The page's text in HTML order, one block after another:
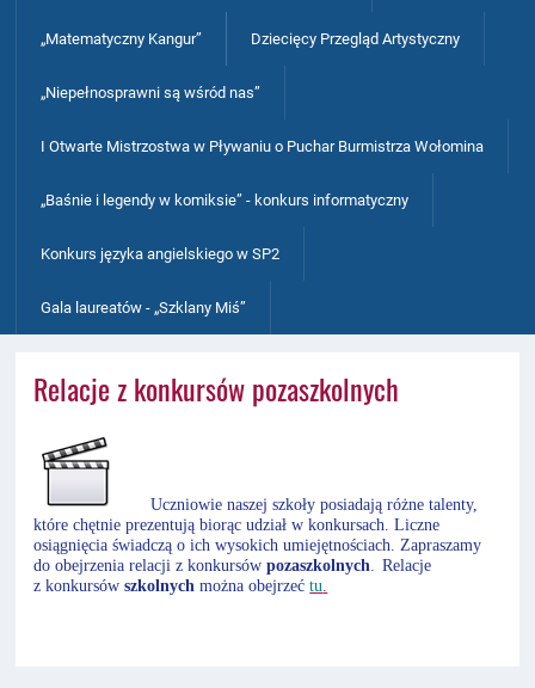
„Matematyczny Kangur” Dziecięcy Przegląd Artystyczny
„Niepełnosprawni są wśród nas”
I Otwarte Mistrzostwa w Pływaniu o Puchar Burmistrza Wołomina
„Baśnie i legendy w komiksie” - konkurs informatyczny
Konkurs języka angielskiego w SP2
Gala laureatów - „Szklany Miś”
Relacje z konkursów pozaszkolnych
Uczniowie naszej szkoły posiadają różne talenty,
które chętnie prezentują biorąc udział w konkursach. Liczne
osiągnięcia świadczą o ich wysokich umiejętnościach. Zapraszamy
do obejrzenia relacji z konkursówpozaszkolnych. Relacje
z konkursówszkolnychmożna obejrzećtu.